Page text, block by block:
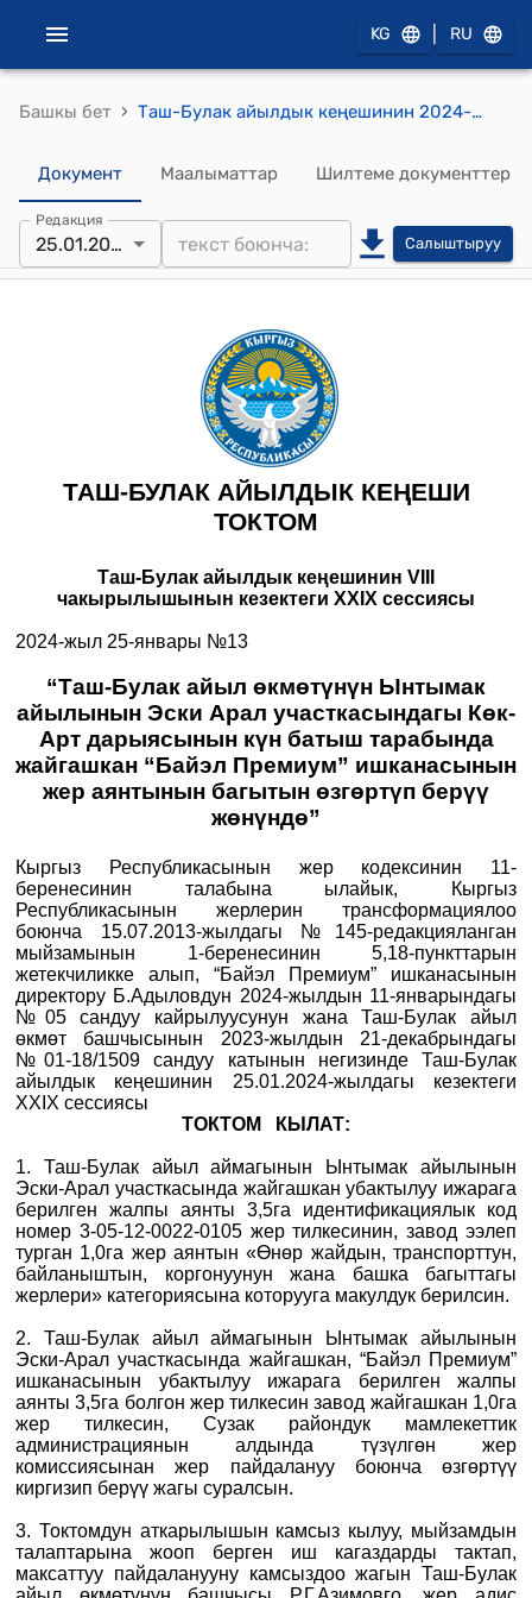
KG RU
Башкы бет › Таш-Булак айылдык кеңешинин 2024-жылынын 25-январындагы №13 “Таш-Булак айыл өкмөтүнүн Ынтымак айылынын Эски Арал участкасындагы Көк-Арт дарыясынын күн батыш тарабында жайгашкан “Байэл Премиум” ишканасынын жер аянтынын багытын өзгөртүп берүү жөнүндө” токтому
Документ Маалыматтар Шилтеме документтер
Редакция
25.01.2024 Салыштыруу